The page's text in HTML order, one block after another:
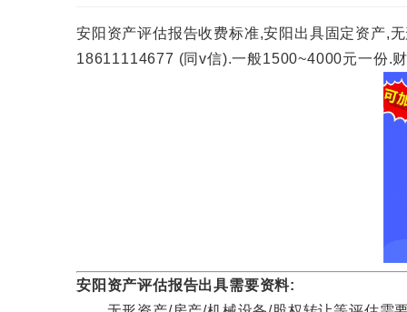
安阳资产评估报告收费标准,安阳出具固定资产,
18611114677 (同v信).一般1500~4000元一份.
安阳资产评估报告出具需要资料: